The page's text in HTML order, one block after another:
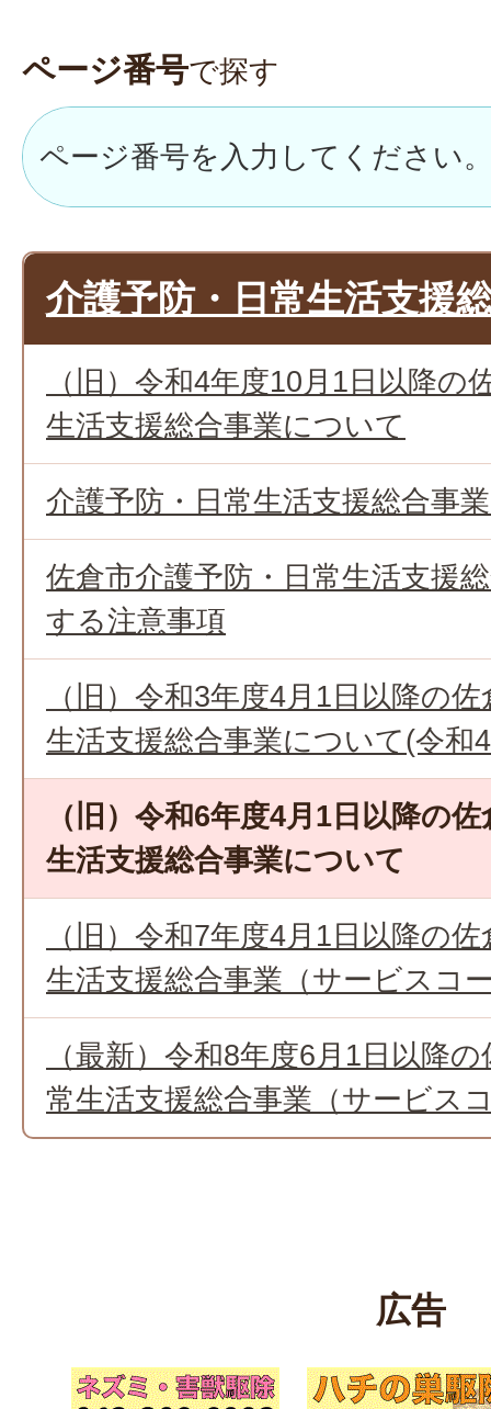
ページ番号で探す
介護予防・日常生活支援
（旧）令和4年度10月1日以降の
生活支援総合事業について
介護予防・日常生活支援総合事
佐倉市介護予防・日常生活支援
する注意事項
（旧）令和3年度4月1日以降の
生活支援総合事業について(令和
（旧）令和6年度4月1日以降の
生活支援総合事業について
（旧）令和7年度4月1日以降の
生活支援総合事業（サービスコ
（最新）令和8年度6月1日以降
常生活支援総合事業（サービス
広告